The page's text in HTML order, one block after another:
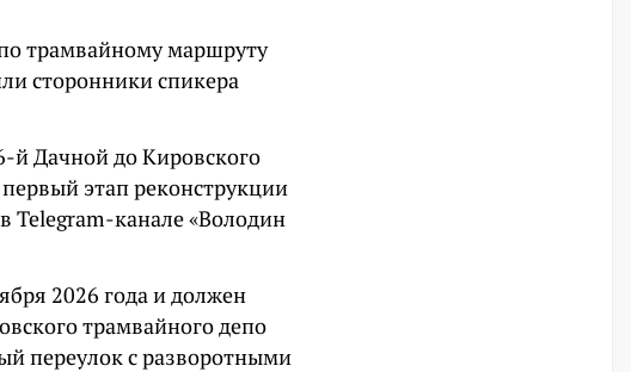
трамвайному маршруту
сторонники спикера
й Дачной до Кировского
этап реконструкции
Telegram-канале «Володин
2026 года и должен
трамвайного депо
переулок с разворотными